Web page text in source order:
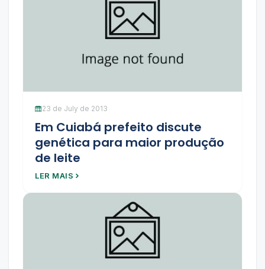
23 de July de 2013
Em Cuiabá prefeito discute
genética para maior produção
de leite
LER MAIS